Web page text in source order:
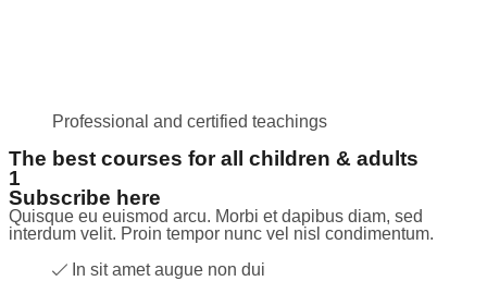
Professional and certified teachings
The best courses for all children & adults
1
Subscribe here
Quisque eu euismod arcu. Morbi et dapibus diam, sed
interdum velit. Proin tempor nunc vel nisl condimentum.
In sit amet augue non dui